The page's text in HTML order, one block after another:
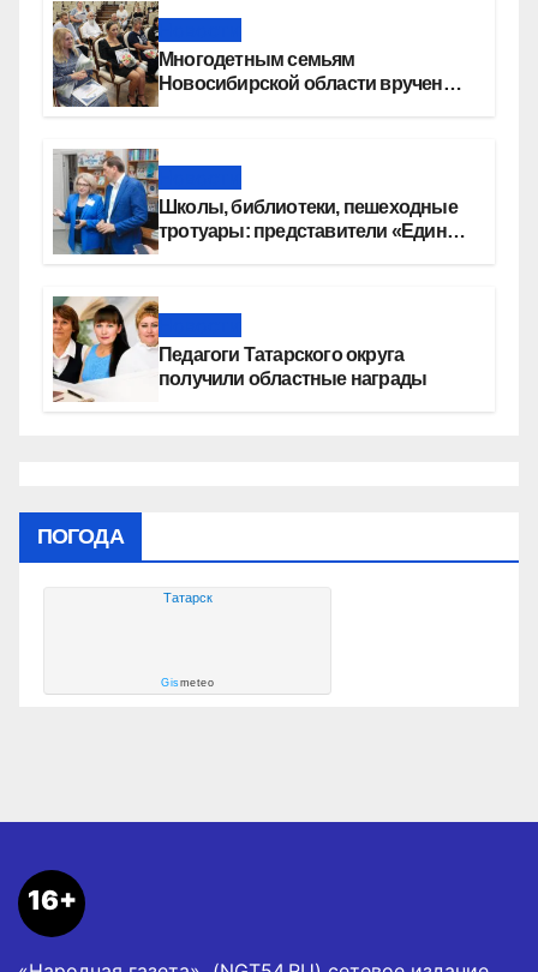
Многодетным семьям
Новосибирской области вручены
Школы, библиотеки, пешеходные
тротуары: представители «Единой
Педагоги Татарского округа
получили областные награды
ПОГОДА
Татарск
Gismeteo
16+